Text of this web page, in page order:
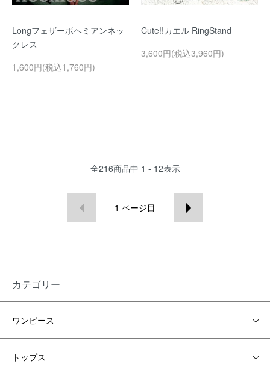
Longフェザーボヘミアンネッ
クレス
1,600円(税込1,760円)
Cute!!カエル RingStand
3,600円(税込3,960円)
全216商品中 1 - 12表示
1 ページ目
カテゴリー
ワンピース
トップス